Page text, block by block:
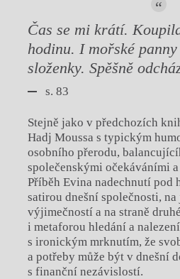
Čas se mi krátí.
hodinu. I mořské
složenky. Spěšně
s. 83
Stejně jako v předchozích
Hadj Moussa s typickým
osobního přerodu,
společenskými očekáváními
Příběh Evina nadechnutí pod
satirou dnešní společnosti, na
výjimečností a na straně
i metaforou hledání a
s ironickým mrknutím, že
a potřeby může být v dnešní
s finanční nezávislostí.